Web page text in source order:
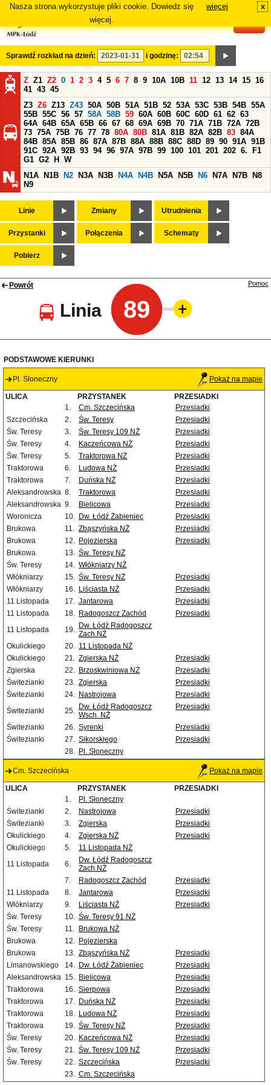
Nasza strona wykorzystuje pliki cookie. Dowiedz się
więcej.
więcej x
Sprawdź rozkład na dzień: i godzinę:
Z Z1 Z2 0 1 2 3 4 5 6 7 8 9 10A 10B 11 12 13 14 15 16
41 43 45
Z3 Z6 Z13 Z43 50A 50B 51A 51B 52 53A 53C 53B 54B 55A
55B 55C 56 57 58A 58B 59 60A 60B 60C 60D 61 62 63
64A 64B 65A 65B 66 67 68 69A 69B 70 71A 71B 72A 72B
73 75A 75B 76 77 78 80A 80B 81A 81B 82A 82B 83 84A
84B 85A 85B 86 87A 87B 88A 88B 88C 88D 89 90 91A 91B
91C 92A 92B 93 94 96 97A 97B 99 100 101 201 202 6.
F1
G1 G2 H
W
N1A
N1B N2 N3A N3B N4A N4B N5A N5B N6 N7A N7B
N8
N9
Linie Zmiany Utrudnienia
Przystanki Połączenia Schematy
Pobierz
Powrót
Linia 89
Pomoc
PODSTAWOWE KIERUNKI
Pl. Słoneczny Pokaż na mapie
ULICA PRZYSTANEK
PRZESIADKI
1.
Cm. Szczecińska
Przesiadki
Szczecińska
2. Św. Teresy
Przesiadki
Św. Teresy
3. Św. Teresy 109 NŻ
Przesiadki
Św. Teresy
4. Kaczeńcowa NŻ
Przesiadki
Św. Teresy
5. Traktorowa NŻ
Przesiadki
Traktorowa
6. Ludowa NŻ
Przesiadki
Traktorowa
7. Duńska NŻ
Przesiadki
Aleksandrowska 8. Traktorowa
Przesiadki
Aleksandrowska 9. Bielicowa
Przesiadki
Woronicza
10. Dw. Łódź Żabieniec
Przesiadki
Brukowa
11. Zbąszyńska NŻ
Przesiadki
Brukowa
12. Pojezierska
Przesiadki
Brukowa
13. Św. Teresy NŻ
Św. Teresy
14. Włókniarzy NŻ
Włókniarzy
15. Św. Teresy NŻ
Przesiadki
Włókniarzy
16. Liściasta NŻ
Przesiadki
11 Listopada
17. Jantarowa
Przesiadki
11 Listopada
18. Radogoszcz Zachód
Przesiadki
11 Listopada
19. Dw. Łódź Radogoszcz
Zach.NŻ
Okulickiego
20. 11 Listopada NŻ
Okulickiego
21. Zgierska NŻ
Przesiadki
Zgierska
22. Brzoskwiniowa NŻ
Przesiadki
Świtezianki
23. Zgierska
Przesiadki
Świtezianki
24. Nastrojowa
Przesiadki
Świtezianki
25. Dw. Łódź Radogoszcz
Wsch. NŻ
Przesiadki
Świtezianki 26. Syrenki
Przesiadki
Świtezianki
27. Sikorskiego
Przesiadki
28. Pl. Słoneczny
Cm. Szczecińska Pokaż na mapie
ULICA PRZYSTANEK
PRZESIADKI
1.
Pl. Słoneczny
Świtezianki
2. Nastrojowa
Przesiadki
Świtezianki
3. Zgierska
Przesiadki
Okulickiego
4. Zgierska NŻ
Przesiadki
Okulickiego
5.
11 Listopada NŻ
11 Listopada
6.
Dw. Łódź Radogoszcz
Zach.NŻ
7.
Radogoszcz Zachód
Przesiadki
11 Listopada
8. Jantarowa
Przesiadki
Włókniarzy
9. Liściasta NŻ
Przesiadki
Św. Teresy
10. Św. Teresy 91 NŻ
Św. Teresy
11.
Brukowa NŻ
Brukowa
12. Pojezierska
Brukowa
13. Zbąszyńska NŻ
Przesiadki
Limanowskiego
14. Dw. Łódź Żabieniec
Przesiadki
Aleksandrowska 15. Bielicowa
Przesiadki
Traktorowa
16. Sierpowa
Przesiadki
Traktorowa
17. Duńska NŻ
Przesiadki
Traktorowa
18. Ludowa NŻ
Przesiadki
Traktorowa
19. Św. Teresy NŻ
Przesiadki
Św. Teresy
20. Kaczeńcowa NŻ
Przesiadki
Św. Teresy
21. Św. Teresy 109 NŻ
Przesiadki
Św. Teresy
22. Szczecińska
Przesiadki
23. Cm. Szczecińska